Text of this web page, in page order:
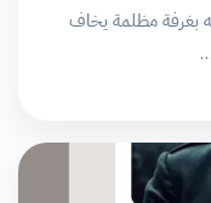
بغرفة مظلمة يخاف